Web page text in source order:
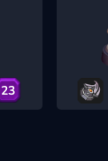
23